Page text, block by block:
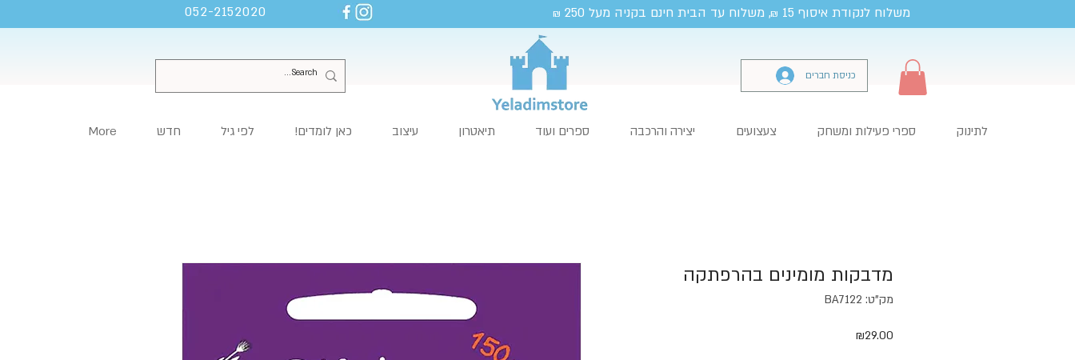
052-2152020 משלוח לנקודת איסוף 15 ₪, משלוח עד הבית חינם בקניה מעל 250 ₪
כניסת חברים
לתינוק ספרי פעילות ומשחק צעצועים יצירה והרכבה ספרים ועוד תיאטרון עיצוב כאן לומדים! לפי גיל חדש More
מדבקות מומינים בהרפתקה
מק"ט: BA7122
₪29.00